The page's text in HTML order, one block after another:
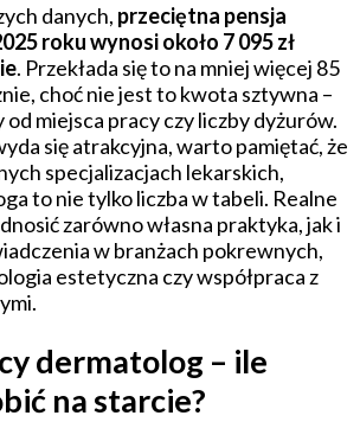
danych, przeciętna pensja
roku wynosi około 7 095 zł
. Przekłada się to na mniej więcej 85
choć nie jest to kwota sztywna –
od miejsca pracy czy liczby dyżurów.
się atrakcyjna, warto pamiętać, że
specjalizacjach lekarskich,
to nie tylko liczba w tabeli. Realne
zarówno własna praktyka, jak i
w branżach pokrewnych,
estetyczna czy współpraca z
dermatolog – ile
na starcie?